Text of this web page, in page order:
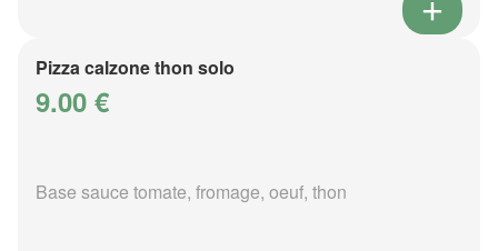
Pizza calzone thon solo
9.00 €
Base sauce tomate, fromage, oeuf, thon